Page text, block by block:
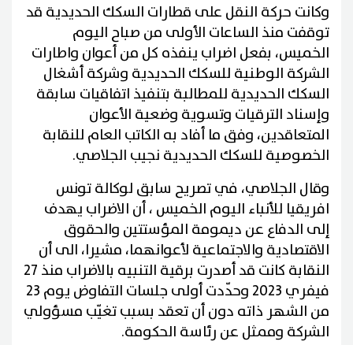
وكانت حركة النقل على قطارات السكك الحديدية قد
توقفت منذ الساعات الأولى من صباح اليوم
الخميس، بفعل اضراب ينفذه كل من أعوان واطارات
الشركة الوطنية للسكك الحديدية وشركة أشغال
السكك الحديدية للمطالبة بتنفيذ اتفاقيات سابقة
وإسناد الترقيات وتسوية وضعية الأعوان
المتعاقدين، وفق ما أفاد به الكاتب العام للنقابة
الخصوصية للسكك الحديدية نجيب الجلاصي.
وقال الجلاصي، في تصريح سابق لوكالة تونس
افريقيا للأنباء اليوم الخميس ، أن الاضراب يهدف
إلى الدفاع عن ديمومة المؤستتين والحقوق
الاقتصادية والاجتماعية لأعوانهما، مشيرا، الى أن
النقابة كانت قد أصدرت برقية التنبيه بالاضراب منذ 27
فيفري 2023 وحدّدت أولى جلسات التفاوض يوم 23
من الشهر ذاته دون أن تعقد بسبب تغيّب مسؤولي
الشركة وممثل عن رئاسة الحكومة.